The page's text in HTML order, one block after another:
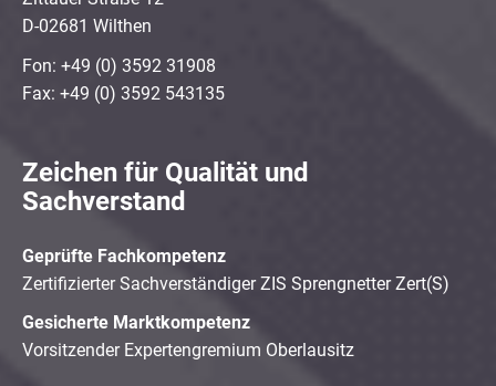
D-02681 Wilthen
Fon: +49 (0) 3592 31908
Fax: +49 (0) 3592 543135
Zeichen für Qualität und
Sachverstand
Geprüfte Fachkompetenz
Zertifizierter Sachverständiger ZIS Sprengnetter Zert(S)
Gesicherte Marktkompetenz
Vorsitzender Expertengremium Oberlausitz